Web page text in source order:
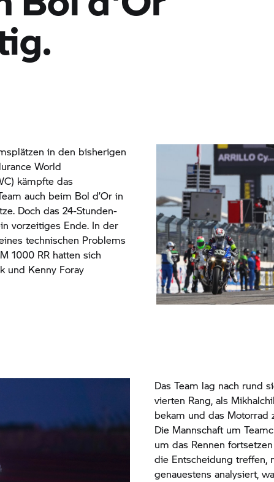
in den bisherigen
World
kämpfte das
auch beim Bol d’Or in
Doch das 24-Stunden-
vorzeitiges Ende. In der
technischen Problems
1000 RR hatten sich
und Kenny Foray
Das Team lag nach rund
vierten Rang, als
bekam und das Motorrad
Die Mannschaft um
um das Rennen
die Entscheidung treffen,
genauestens analysiert,